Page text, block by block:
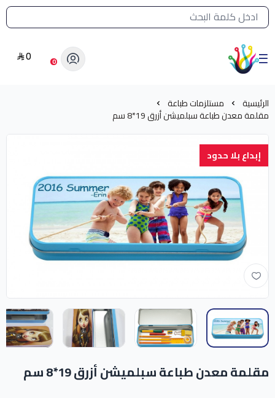
القائمة الرئيسية لمتجر الشرق النادر
الشرق النادر بيع مستلزمات طباعة حرارية 0
0
الرئيسية مستلزمات طباعة
مقلمة معدن طباعة سبلميشن أزرق 19*8 سم
إبداع بلا حدود
مقلمة معدن طباعة سبلميشن أزرق 19*8 سم